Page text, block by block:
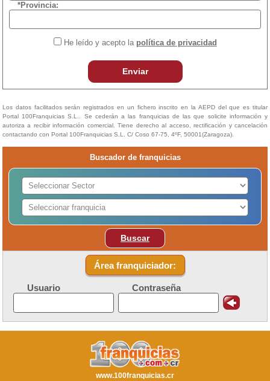
*Provincia:
He leído y acepto la política de privacidad
Enviar
Los datos facilitados serán registrados en un fichero inscrito en la AEPD del que es titular
Portal 100Franquicias S.L.. Se cederán a las franquicias de las que solicite información y
autoriza a recibir información comercial. Tiene derecho al acceso, rectificación y cancelación
contactando con Portal 100Franquicias S.L. C/ Coso 67-75, 4ºF, 50001(Zaragoza).
Buscador de franquicias
Buscar
Área franquiciador:
Usuario Contraseña
www.100franquicias.cr